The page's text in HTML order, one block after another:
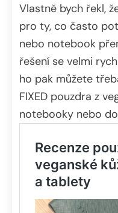
Vlastně bych řekl,
pro ty, co často
nebo notebook
řešení se velmi
ho pak můžete
FIXED pouzdra z
notebooky nebo